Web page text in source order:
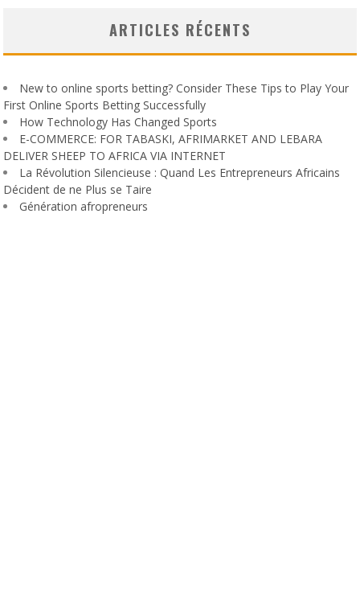
ARTICLES RÉCENTS
New to online sports betting? Consider These Tips to Play Your
First Online Sports Betting Successfully
How Technology Has Changed Sports
E-COMMERCE: FOR TABASKI, AFRIMARKET AND LEBARA
DELIVER SHEEP TO AFRICA VIA INTERNET
La Révolution Silencieuse : Quand Les Entrepreneurs Africains
Décident de ne Plus se Taire
Génération afropreneurs